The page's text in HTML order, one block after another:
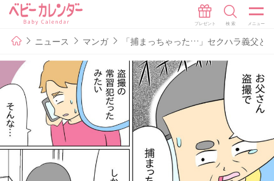
ニュース マンガ 「捕まっちゃった…」セクハラ義父